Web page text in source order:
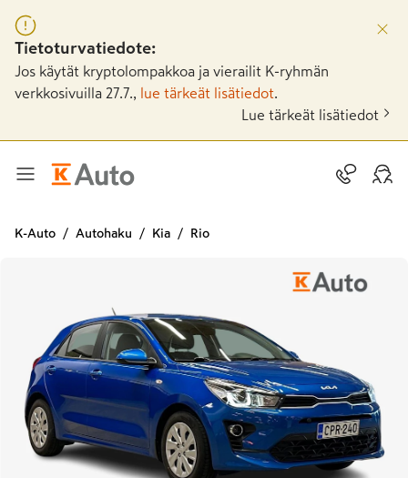
Tietoturvatiedote:
Jos käytät kryptolompakkoa ja vierailit K-ryhmän
verkkosivuilla 27.7.,
lue tärkeät lisätiedot
Lue tärkeät lisätiedot
K-Auto Autohaku Kia Rio